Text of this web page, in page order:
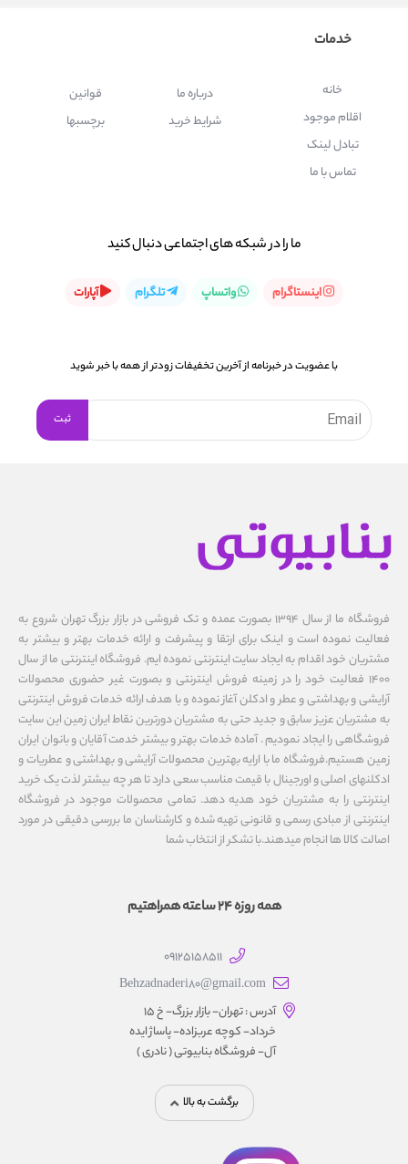
خدمات
خانه
اقلام موجود
تبادل لینک
تماس با ما
درباره ما
شرایط خرید
قوانین
برچسبها
ما را در شبكه های اجتماعی دنبال کنید
اینستاگرام واتساپ تلگرام آپارات
با عضویت در خبرنامه از آخرین تخفیفات زودتر از همه با خبر شوید
فروشگاه ما از سال ۱۳۹۴ بصورت عمده و تک فروشی در بازار بزرگ تهران شروع به
فعالیت نموده است و اینک برای ارتقا و پیشرفت و ارائه خدمات بهتر و بیشتر به
مشتریان خود اقدام به ایجاد سایت اینترنتی نموده ایم. فروشگاه اینترنتی ما از سال
1400 فعالیت خود را در زمینه فروش اینترنتی و بصورت غیر حضوری محصولات
آرایشی و بهداشتی و عطر و ادکلن آغاز نموده و با هدف ارائه خدمات فروش اینترنتی
به مشتریان عزیز سابق و جدید حتی به مشتریان دورترین نقاط ایران زمین این سایت
فروشگاهی را ایجاد نمودیم . آماده خدمات بهتر و بیشتر خدمت آقایان و بانوان ایران
زمین هستیم.فروشگاه ما با ارایه بهترین محصولات آرایشی و بهداشتی و عطریات و
ادکلنهای اصلی و اورجینال با قیمت مناسب سعی دارد تا هر چه بیشتر لذت یک خرید
اینترنتی را به مشتریان خود هدیه دهد. تمامی محصولات موجود در فروشگاه
اینترنتی از مبادی رسمی و قانونی تهیه شده و کارشناسان ما بررسی دقیقی در مورد
اصالت کالا ها انجام میدهند.با تشکر از انتخاب شما
همه روزه 24 ساعته همراهتیم
09125158511
Behzadnaderi80@gmail.com
آدرس : تهران- بازار بزرگ- خ ۱۵
خرداد- کوچه عربزاده- پاساژ ایده
آل- فروشگاه بنابیوتی ( نادری )
برگشت به بالا